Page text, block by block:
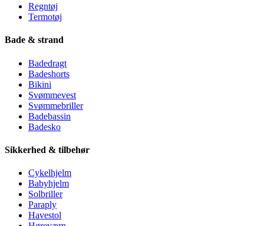
Regntøj
Termotøj
Bade & strand
Badedragt
Badeshorts
Bikini
Svømmevest
Svømmebriller
Badebassin
Badesko
Sikkerhed & tilbehør
Cykelhjelm
Babyhjelm
Solbriller
Paraply
Havestol